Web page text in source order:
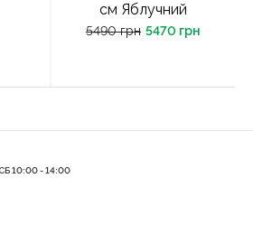
см Яблучний
5490 грн 5470 грн
10:00 - 14:00